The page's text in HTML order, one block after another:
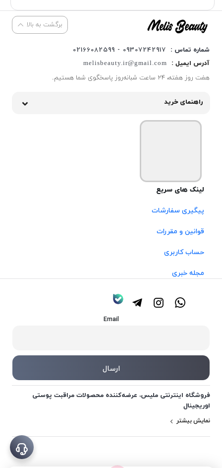
برگشت به بالا
شماره تماس :
09307242917 - 02166082599
آدرس ایمیل :
melisbeauty.ir@gmail.com
هفت روز هفته، ۲۴ ساعت شبانه‌روز پاسخگوی شما هستیم.
راهنمای خرید
لینک های سریع
پیگیری سفارشات
قوانین و مقررات
حساب کاربری
مجله خبری
Email
فروشگاه اینترنتی ملیس، عرضه‌کننده محصولات مراقبت پوستی
اوریجینال
نمایش بیشتر